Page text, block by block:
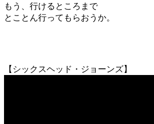
もう、行けるところまで
とことん行ってもらおうか。
【シックスヘッド・ジョーンズ】